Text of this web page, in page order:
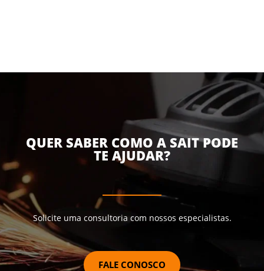
QUER SABER COMO A SAIT PODE
TE AJUDAR?
Solicite uma consultoria com nossos especialistas.
FALE CONOSCO